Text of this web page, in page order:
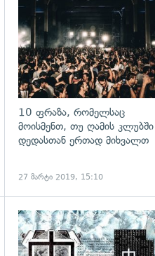
10 ფრაზა, რომელსაც
მოისმენთ, თუ ღამის კლუბში
დედასთან ერთად მიხვალთ
27 მარტი 2019, 15:10